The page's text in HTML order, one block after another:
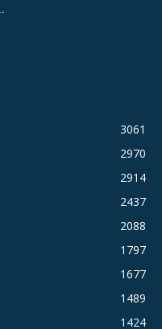
3061
2970
2914
2437
2088
1797
1677
1489
1424